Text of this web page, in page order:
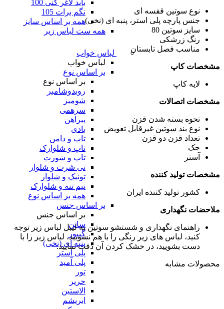
باید لاغر کنی 100
نگم برات 105
همه بر اساس سایز
همه ست لباس زیر
لباس خواب
لباس خواب
بر اساس نوع
بر اساس نوع
روبدوشامبر
شومیز
سرهمی
پیراهن
بادی
تاپ و دامن
تاپ و شلوارک
تاپ و شورت
تی شرت و شلوار
تونیک و شلوار
نیم تنه و شلوارک
همه بر اساس نوع
بر اساس جنس
بر اساس جنس
ساتن
گیپور
پنبه ای (نخی)
پلی استر
پلی آمید
تور
حریر
الاستین
ابریشم
نوع سوتین قفسه ای
جنس پارچه پلی استر، پنبه ای (نخی)
سایز سوتین 80
رنگ زرشکی
مناسب فصل تابستان
مشخصات کاپ
لایه کاپ
مشخصات اتصالات
نحوه بسته شدن قزن
نوع بند سوتین غیرقابل تعویض
تعداد قزن دو قزن
جک
آستر
مشخصات تولید کننده
کشور تولید کننده ایران
ملاحضات نگهداری
راهنمای نگهداری و شستشو سوتین به لیبل لباس زیر توجه
کنید، لباس های زیر رنگی را با هم نشویید، لباس زیر را با
دست بشویید، در خشک کردن آن دقت نمایید.
محصولات مشابه